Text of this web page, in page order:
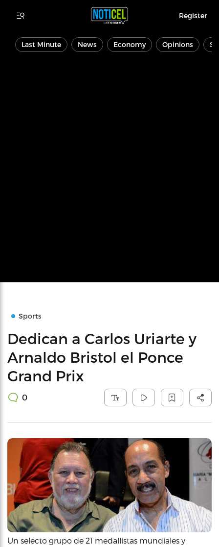
Register
Last Minute News Economy Opinions
Sports
Dedican a Carlos Uriarte y
Arnaldo Bristol el Ponce
Grand Prix
0
Un selecto grupo de 21 medallistas mundiales y